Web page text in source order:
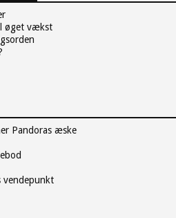
øget vækst
Pandoras æske
vendepunkt